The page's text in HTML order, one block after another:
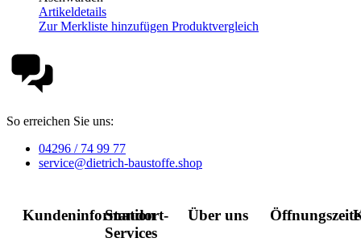
Artikeldetails
Zur Merkliste hinzufügen Produktvergleich
So erreichen Sie uns:
04296 / 74 99 77
service@dietrich-baustoffe.shop
Kundeninformation
Standort-
Services
Über uns